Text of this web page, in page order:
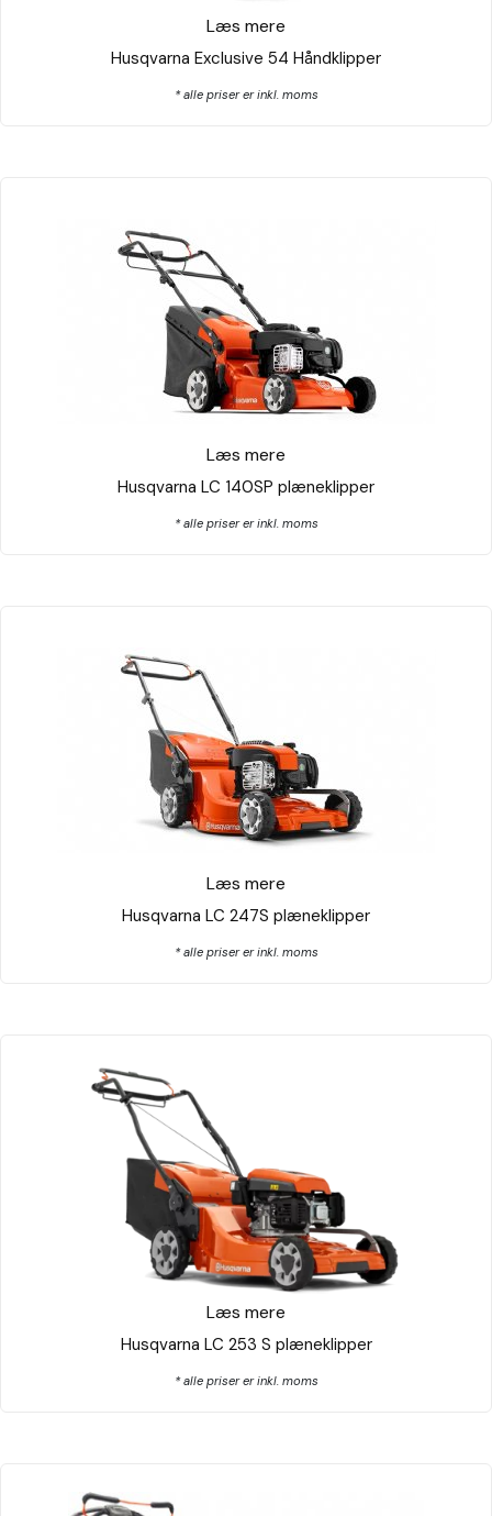
Husqvarna Exclusive 54 Håndklipper
Læs mere
* alle priser er inkl. moms
Husqvarna LC 140SP plæneklipper
Læs mere
* alle priser er inkl. moms
Husqvarna LC 247S plæneklipper
Læs mere
* alle priser er inkl. moms
Husqvarna LC 253 S plæneklipper
Læs mere
* alle priser er inkl. moms